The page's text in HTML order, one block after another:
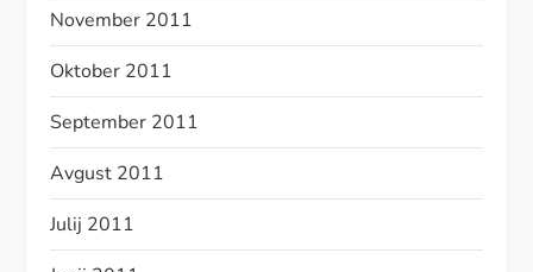
November 2011
Oktober 2011
September 2011
Avgust 2011
Julij 2011